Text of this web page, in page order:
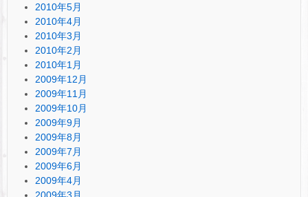
2010年5月
2010年4月
2010年3月
2010年2月
2010年1月
2009年12月
2009年11月
2009年10月
2009年9月
2009年8月
2009年7月
2009年6月
2009年4月